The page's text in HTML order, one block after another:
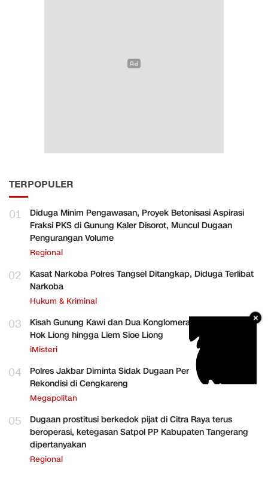
TERPOPULER
01
Diduga Minim Pengawasan, Proyek Betonisasi Aspirasi
Fraksi PKS di Gunung Kaler Disorot, Muncul Dugaan
Pengurangan Volume
Regional
02
Kasat Narkoba Polres Tangsel Ditangkap, Diduga Terlibat
Narkoba
Hukum & Kriminal
03
Kisah Gunung Kawi dan Dua Konglomerat Indonesia Ong
Hok Liong hingga Liem Sioe Liong
iMisteri
04
Polres Jakbar Diminta Sidak Dugaan Perakitan HP
Rekondisi di Cengkareng
Megapolitan
05
Dugaan prostitusi berkedok pijat di Citra Raya terus
beroperasi, ketegasan Satpol PP Kabupaten Tangerang
dipertanyakan
Regional
×